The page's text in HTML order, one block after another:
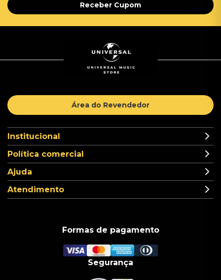
Receber Cupom
Área do Revendedor
Institucional
Política comercial
Ajuda
Atendimento
Formas de pagamento
Segurança